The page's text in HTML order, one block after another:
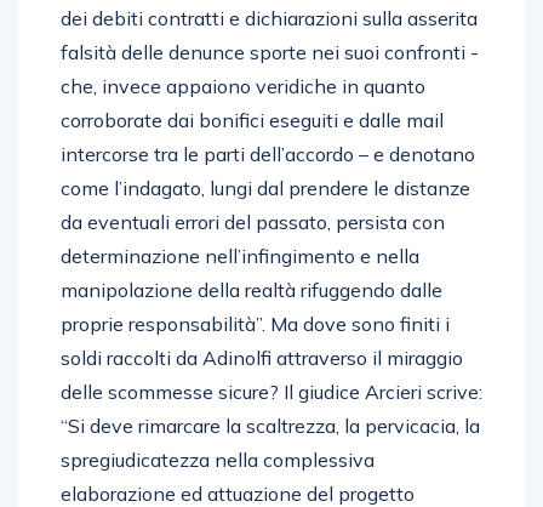
dei debiti contratti e dichiarazioni sulla asserita
falsità delle denunce sporte nei suoi confronti -
che, invece appaiono veridiche in quanto
corroborate dai bonifici eseguiti e dalle mail
intercorse tra le parti dell’accordo – e denotano
come l’indagato, lungi dal prendere le distanze
da eventuali errori del passato, persista con
determinazione nell’infingimento e nella
manipolazione della realtà rifuggendo dalle
proprie responsabilità”. Ma dove sono finiti i
soldi raccolti da Adinolfi attraverso il miraggio
delle scommesse sicure? Il giudice Arcieri scrive:
“Si deve rimarcare la scaltrezza, la pervicacia, la
spregiudicatezza nella complessiva
elaborazione ed attuazione del progetto